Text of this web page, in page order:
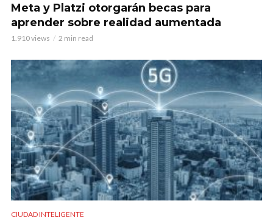
Meta y Platzi otorgarán becas para
aprender sobre realidad aumentada
1.910 views 2 min read
CIUDAD INTELIGENTE